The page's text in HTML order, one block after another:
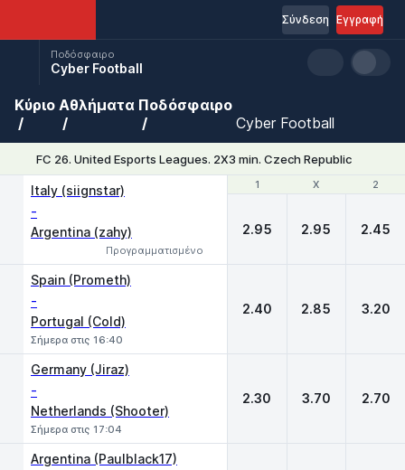
Εγγραφή
Σύνδεση
Ποδόσφαιρο
Cyber Football
Κύριο Αθλήματα Ποδόσφαιρο
Cyber Football
FC 26. United Esports Leagues. 2X3 min. Czech Republic
1 X 2
Italy (siignstar)
-
Argentina (zahy)
Προγραμματισμένο
1 X 2
2.95 2.95 2.45
Spain (Prometh)
-
Portugal (Cold)
Σήμερα στις 16:40
2.40 2.85 3.20
Germany (Jiraz)
-
Netherlands (Shooter)
Σήμερα στις 17:04
2.30 3.70 2.70
Argentina (Paulblack17)